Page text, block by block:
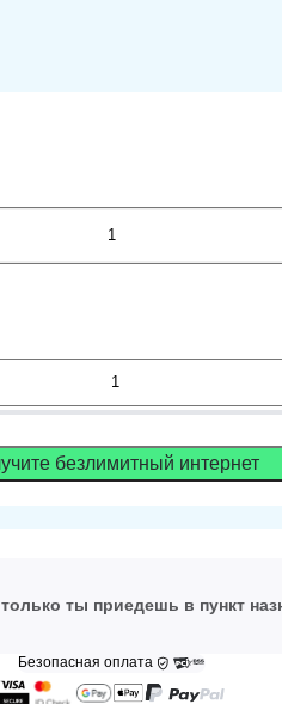
1
безлимитный интернет
ты приедешь в пункт
Безопасная оплата